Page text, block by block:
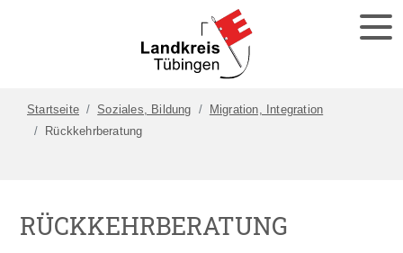
Startseite Soziales, Bildung
Migration, Integration
Rückkehrberatung
RÜCKKEHRBERATUNG